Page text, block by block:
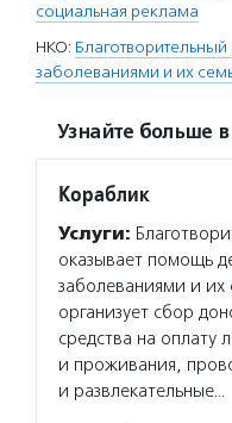
социальная реклама
НКО:
заболеваниями и их
Узнайте больше в
Кораблик
Услуги:
оказывает помощь
заболеваниями и их
организует сбор
средства на оплату
и проживания,
и развлекательные…